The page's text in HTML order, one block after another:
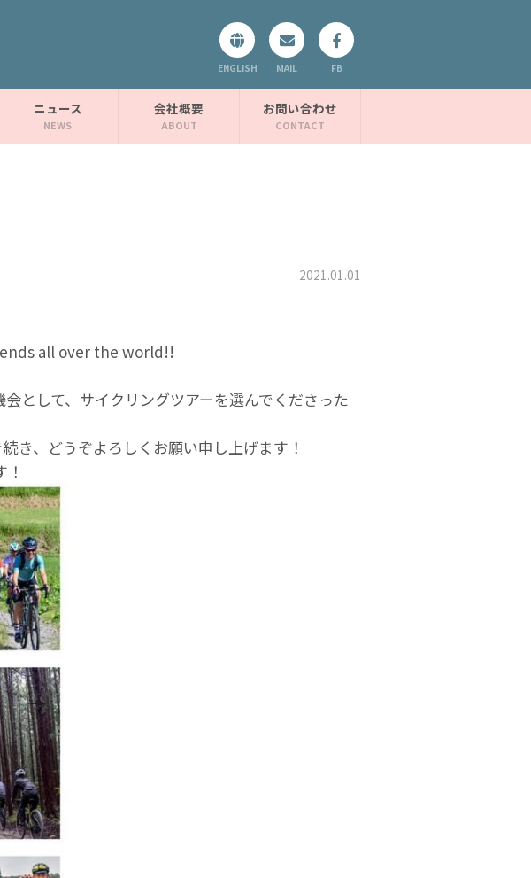
ENGLISH MAIL FB
ニュース 会社概要 お問い合わせ
2021.01.01
all over the world!!
として、サイクリングツアーを選んでくださった
き、どうぞよろしくお願い申し上げます！